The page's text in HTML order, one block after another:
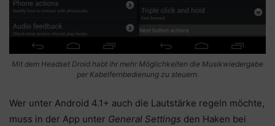
Mit dem Headset Droid habt ihr mehr Möglichkeiten die Musikwiedergabe
per Kabelfernbedienung zu steuern.
Wer unter Android 4.1+ auch die Lautstärke regeln möchte,
muss in der App unter General Settings den Haken bei